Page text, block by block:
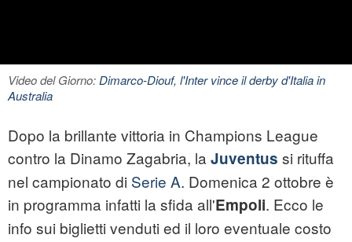
Video del Giorno:Dimarco-Diouf, l'Inter vince il derby d'Italia in
Australia
Dopo la brillante vittoria in Champions League
contro la Dinamo Zagabria, la Juventus si rituffa
nel campionato di Serie A. Domenica 2 ottobre è
in programma infatti la sfida all'Empoli. Ecco le
info sui biglietti venduti ed il loro eventuale costo